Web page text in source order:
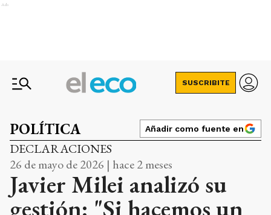
Ads
SUSCRIBITE
POLÍTICA Añadir como fuente en
DECLARACIONES
26 de mayo de 2026 | hace 2 meses
Javier Milei analizó su
gestión: "Si hacemos un